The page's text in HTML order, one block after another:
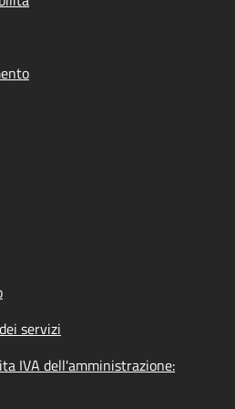
servizi
IVA dell'amministrazione: